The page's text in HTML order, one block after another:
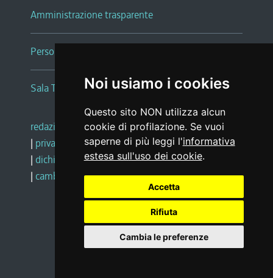
Noi usiamo i cookies
Questo sito NON utilizza alcun
cookie di profilazione. Se vuoi
saperne di più leggi l'informativa
estesa sull'uso dei cookie.
Accetta
Rifiuta
Cambia le preferenze
Amministrazione trasparente
Persone e Uffici
Sala Tiziano Tessitori
redazione web |note legali |glossario
| privacy
social media policy
| dichiarazione di accessibilità |feedback
| cambio preferenze cookie
Realizzato da